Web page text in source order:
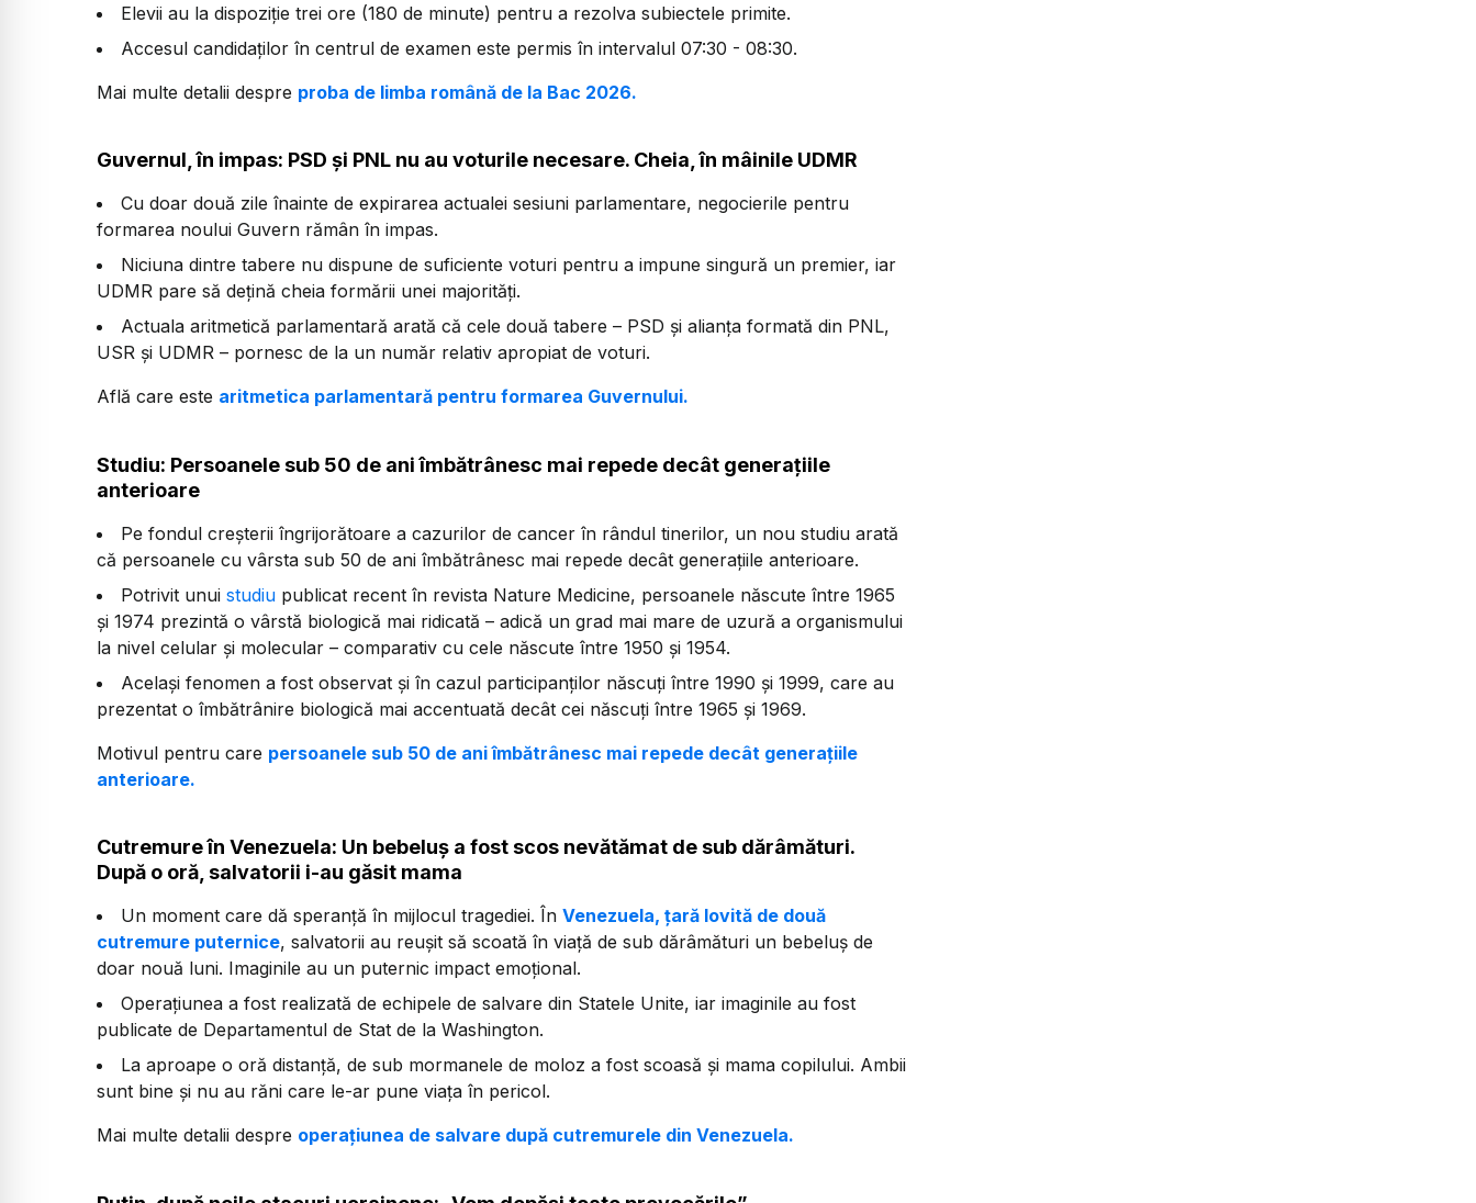
Elevii au la dispoziție trei ore (180 de minute) pentru a rezolva subiectele primite.
Accesul candidaților în centrul de examen este permis în intervalul 07:30 - 08:30.
Mai multe detalii despre proba de limba română de la Bac 2026.
Guvernul, în impas: PSD și PNL nu au voturile necesare. Cheia, în mâinile UDMR
Cu doar două zile înainte de expirarea actualei sesiuni parlamentare, negocierile pentru
formarea noului Guvern rămân în impas.
Niciuna dintre tabere nu dispune de suficiente voturi pentru a impune singură un premier, iar
UDMR pare să dețină cheia formării unei majorități.
Actuala aritmetică parlamentară arată că cele două tabere – PSD și alianța formată din PNL,
USR și UDMR – pornesc de la un număr relativ apropiat de voturi.
Află care este aritmetica parlamentară pentru formarea Guvernului.
Studiu: Persoanele sub 50 de ani îmbătrânesc mai repede decât generațiile
anterioare
Pe fondul creșterii îngrijorătoare a cazurilor de cancer în rândul tinerilor, un nou studiu arată
că persoanele cu vârsta sub 50 de ani îmbătrânesc mai repede decât generațiile anterioare.
Potrivit unui studiu publicat recent în revista Nature Medicine, persoanele născute între 1965
și 1974 prezintă o vârstă biologică mai ridicată – adică un grad mai mare de uzură a organismului
la nivel celular și molecular – comparativ cu cele născute între 1950 și 1954.
Același fenomen a fost observat și în cazul participanților născuți între 1990 și 1999, care au
prezentat o îmbătrânire biologică mai accentuată decât cei născuți între 1965 și 1969.
Motivul pentru care persoanele sub 50 de ani îmbătrânesc mai repede decât generațiile
anterioare.
Cutremure în Venezuela: Un bebeluș a fost scos nevătămat de sub dărâmături.
După o oră, salvatorii i-au găsit mama
Un moment care dă speranță în mijlocul tragediei. În Venezuela, țară lovită de două
cutremure puternice, salvatorii au reușit să scoată în viață de sub dărâmături un bebeluș de
doar nouă luni. Imaginile au un puternic impact emoțional.
Operațiunea a fost realizată de echipele de salvare din Statele Unite, iar imaginile au fost
publicate de Departamentul de Stat de la Washington.
La aproape o oră distanță, de sub mormanele de moloz a fost scoasă și mama copilului. Ambii
sunt bine și nu au răni care le-ar pune viața în pericol.
Mai multe detalii despre operațiunea de salvare după cutremurele din Venezuela.